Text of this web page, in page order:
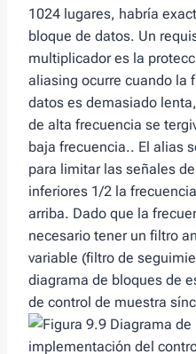
1024 lugares, habría
bloque de datos. Un
multiplicador es la
aliasing ocurre cuando la
datos es demasiado
de alta frecuencia se
baja frecuencia.. El alias
para limitar las señales
inferiores 1/2 la
arriba. Dado que la
necesario tener un filtro
variable (filtro de
diagrama de bloques de
de control de muestra